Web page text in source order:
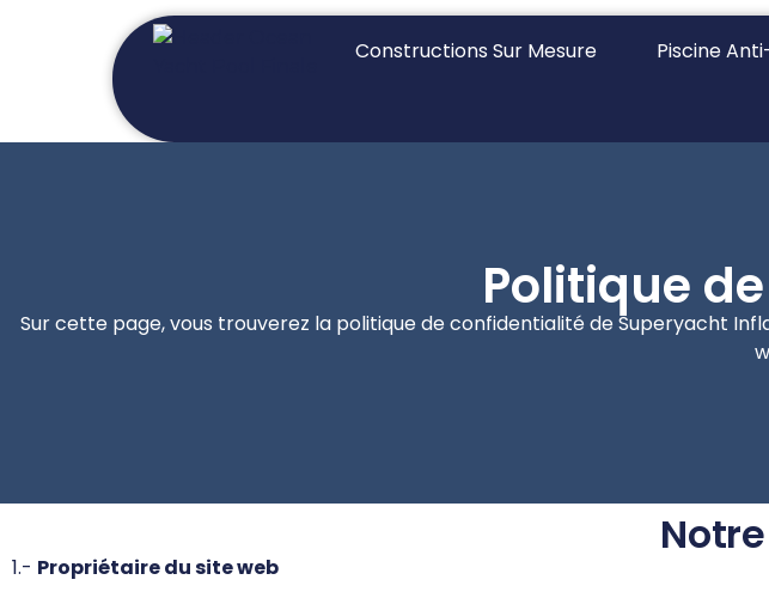
Constructions Sur Mesure Piscine
Politique
Sur cette page, vous trouverez la politique de confidentialité de Superyacht
1.- Propriétaire du site web